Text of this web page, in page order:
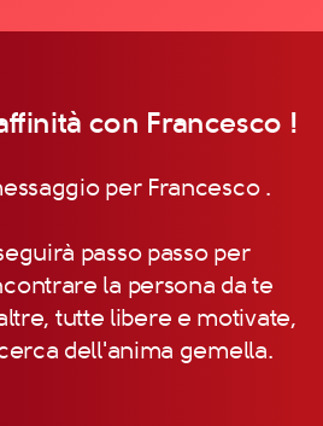
con Francesco !
per Francesco .
passo passo per
la persona da te
tutte libere e motivate,
dell'anima gemella.